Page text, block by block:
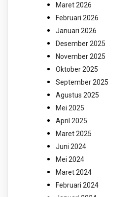
Maret 2026
Februari 2026
Januari 2026
Desember 2025
November 2025
Oktober 2025
September 2025
Agustus 2025
Mei 2025
April 2025
Maret 2025
Juni 2024
Mei 2024
Maret 2024
Februari 2024